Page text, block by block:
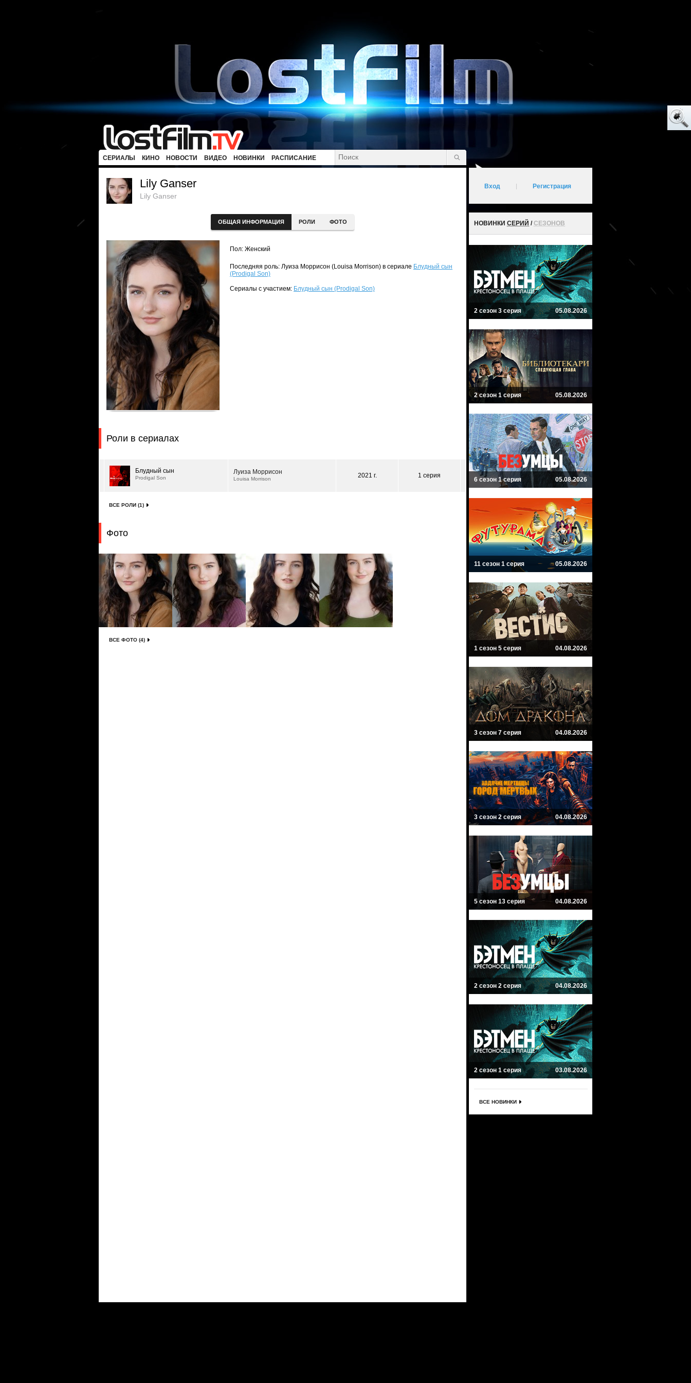
СЕРИАЛЫ КИНО НОВОСТИ ВИДЕО НОВИНКИ РАСПИСАНИЕ
Lily Ganser
Lily Ganser
ОБЩАЯ ИНФОРМАЦИЯ РОЛИ ФОТО
Пол: Женский
Последняя роль: Луиза Моррисон (Louisa Morrison) в сериале Блудный сын
(Prodigal Son)
Сериалы с участием: Блудный сын (Prodigal Son)
Роли в сериалах
Блудный сын
Prodigal Son
Луиза Моррисон
Louisa Morrison 2021 г. 1 серия
ВСЕ РОЛИ (1)
Фото
ВСЕ ФОТО (4)
Вход Регистрация
НОВИНКИ СЕРИЙ /СЕЗОНОВ
2 сезон 3 серия 05.08.2026
2 сезон 1 серия 05.08.2026
6 сезон 1 серия 05.08.2026
11 сезон 1 серия 05.08.2026
1 сезон 5 серия 04.08.2026
3 сезон 7 серия 04.08.2026
3 сезон 2 серия 04.08.2026
5 сезон 13 серия 04.08.2026
2 сезон 2 серия 04.08.2026
2 сезон 1 серия 03.08.2026
ВСЕ НОВИНКИ